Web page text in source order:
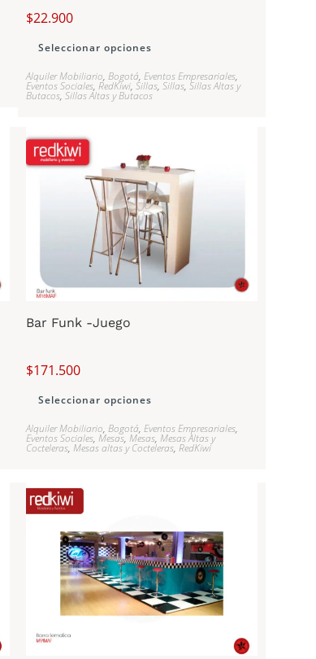
$22.900
Seleccionar opciones
Alquiler Mobiliario, Bogotá, Eventos Empresariales,
Eventos Sociales, RedKiwi, Sillas, Sillas, Sillas Altas y
Butacos, Sillas Altas y Butacos
Bar Funk -Juego
$171.500
Seleccionar opciones
Alquiler Mobiliario, Bogotá, Eventos Empresariales,
Eventos Sociales, Mesas, Mesas, Mesas Altas y
Cocteleras, Mesas altas y Cocteleras, RedKiwi